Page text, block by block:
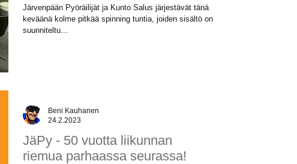
Järvenpään Pyöräilijät ja Kunto Salus järjestävät tänä
keväänä kolme pitkää spinning tuntia, joiden sisältö on
suunniteltu...
JäPy - 50 vuotta liikunnan
riemua parhaassa seurassa!
Beni Kauhanen
24.2.2023